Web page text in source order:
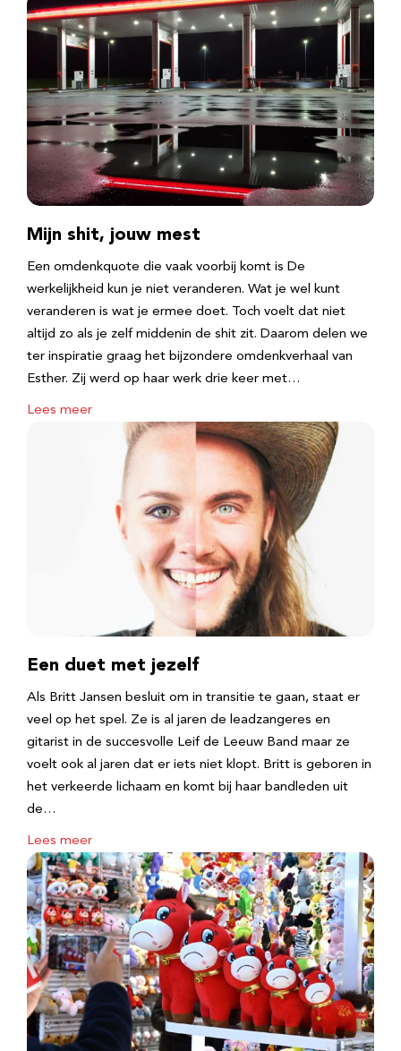
Mijn shit, jouw mest
Een omdenkquote die vaak voorbij komt is De
werkelijkheid kun je niet veranderen. Wat je wel kunt
veranderen is wat je ermee doet. Toch voelt dat niet
altijd zo als je zelf middenin de shit zit. Daarom delen we
ter inspiratie graag het bijzondere omdenkverhaal van
Esther. Zij werd op haar werk drie keer met…
Lees meer
Een duet met jezelf
Als Britt Jansen besluit om in transitie te gaan, staat er
veel op het spel. Ze is al jaren de leadzangeres en
gitarist in de succesvolle Leif de Leeuw Band maar ze
voelt ook al jaren dat er iets niet klopt. Britt is geboren in
het verkeerde lichaam en komt bij haar bandleden uit
de…
Lees meer